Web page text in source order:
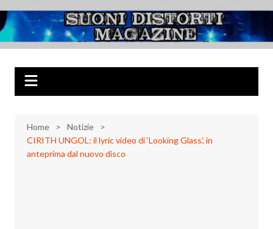
al
contenuto
Suoni Distorti
Magazine
Musica Rock, Metal, Punk e varie sonorità alternative
Home
Notizie
CIRITH UNGOL: il lyric video di ‘Looking Glass’, in
anteprima dal nuovo disco